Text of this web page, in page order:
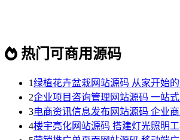
热门可商用源码
1绿植花卉盆栽网站源码 从家开始
2企业项目咨询管理网站源码 一站
3电商资讯信息发布网站源码 企业
4楼宇亮化网站源码 搭建灯光照明